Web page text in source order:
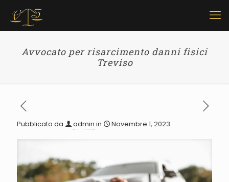
Avvocato per risarcimento danni fisici
Treviso
Pubblicato da admin in Novembre 1, 2023